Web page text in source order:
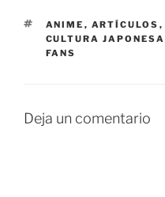
ETIQUETAS
ANIME , ARTÍCULOS ,
CULTURA JAPONESA
FANS
Deja un comentario